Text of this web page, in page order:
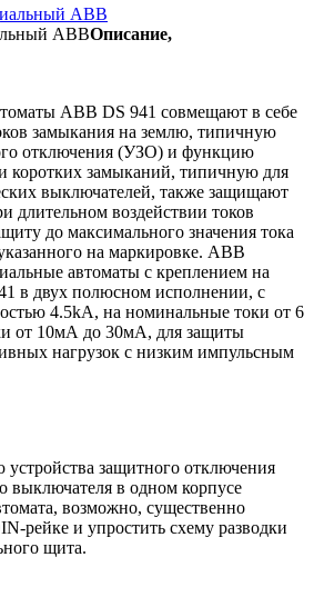
ABBОписание,
ABB DS 941 совмещают в себе
замыкания на землю, типичную
отключения (УЗО) и функцию
коротких замыканий, типичную для
выключателей, также защищают
длительном воздействии токов
до максимального значения тока
на маркировке. ABB
автоматы с креплением на
в двух полюсном исполнении, с
4.5kА, на номинальные токи от 6
от 10мА до 30мА, для защиты
нагрузок с низким импульсным
защитного отключения
выключателя в одном корпусе
возможно, существенно
рейке и упростить схему разводки
щита.